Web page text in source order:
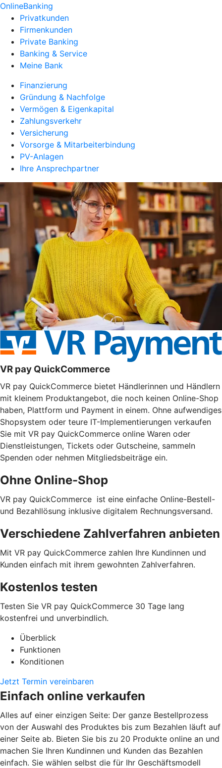
OnlineBanking
Privatkunden
Firmenkunden
Private Banking
Banking & Service
Meine Bank
Finanzierung
Gründung & Nachfolge
Vermögen & Eigenkapital
Zahlungsverkehr
Versicherung
Vorsorge & Mitarbeiterbindung
PV-Anlagen
Ihre Ansprechpartner
VR pay QuickCommerce
VR pay QuickCommerce bietet Händlerinnen und Händlern
mit kleinem Produktangebot, die noch keinen Online-Shop
haben, Plattform und Payment in einem. Ohne aufwendiges
Shopsystem oder teure IT-Implementierungen verkaufen
Sie mit VR pay QuickCommerce online Waren oder
Dienstleistungen, Tickets oder Gutscheine, sammeln
Spenden oder nehmen Mitgliedsbeiträge ein.
Ohne Online-Shop
VR pay QuickCommerce ist eine einfache Online-Bestell-
und Bezahllösung inklusive digitalem Rechnungsversand.
Verschiedene Zahlverfahren anbieten
Mit VR pay QuickCommerce zahlen Ihre Kundinnen und
Kunden einfach mit ihrem gewohnten Zahlverfahren.
Kostenlos testen
Testen Sie VR pay QuickCommerce 30 Tage lang
kostenfrei und unverbindlich.
Überblick
Funktionen
Konditionen
Jetzt Termin vereinbaren
Einfach online verkaufen
Alles auf einer einzigen Seite: Der ganze Bestellprozess
von der Auswahl des Produktes bis zum Bezahlen läuft auf
einer Seite ab. Bieten Sie bis zu 20 Produkte online an und
machen Sie Ihren Kundinnen und Kunden das Bezahlen
einfach. Sie wählen selbst die für Ihr Geschäftsmodell